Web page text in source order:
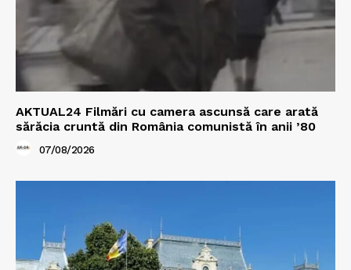
AKTUAL24 Filmări cu camera ascunsă care arată
sărăcia cruntă din România comunistă în anii ’80
07/08/2026